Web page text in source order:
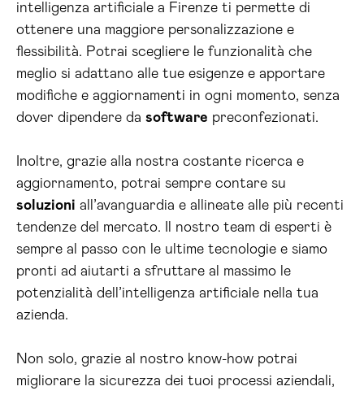
intelligenza artificiale a Firenze ti permette di
ottenere una maggiore personalizzazione e
flessibilità. Potrai scegliere le funzionalità che
meglio si adattano alle tue esigenze e apportare
modifiche e aggiornamenti in ogni momento, senza
dover dipendere da software preconfezionati.
Inoltre, grazie alla nostra costante ricerca e
aggiornamento, potrai sempre contare su
soluzioni all’avanguardia e allineate alle più recenti
tendenze del mercato. Il nostro team di esperti è
sempre al passo con le ultime tecnologie e siamo
pronti ad aiutarti a sfruttare al massimo le
potenzialità dell’intelligenza artificiale nella tua
azienda.
Non solo, grazie al nostro know-how potrai
migliorare la sicurezza dei tuoi processi aziendali,